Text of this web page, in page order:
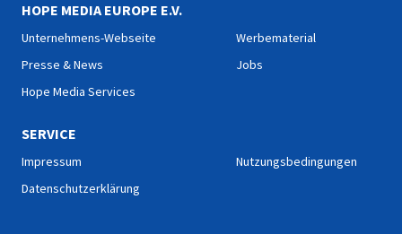
HOPE MEDIA EUROPE E.V.
Unternehmens-Webseite
Presse & News
Hope Media Services
Werbematerial
Jobs
SERVICE
Impressum
Datenschutzerklärung
Nutzungsbedingungen